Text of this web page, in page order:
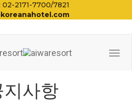
02-2171-7700/7821
지사항